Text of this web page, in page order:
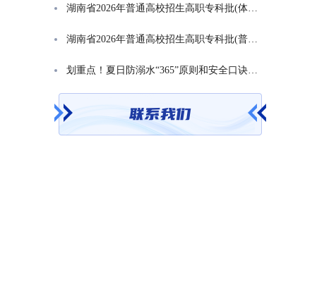
湖南省2026年普通高校招生高职专科批(体育类)第一次投档分数线
湖南省2026年普通高校招生高职专科批(普通类)第一次投档分数线
划重点！夏日防溺水“365”原则和安全口诀一起学